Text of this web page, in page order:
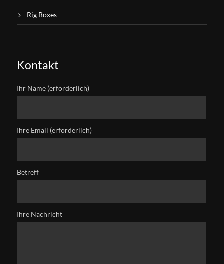
Rig Boxes
Kontakt
Ihr Name (erforderlich)
Ihre Email (erforderlich)
Betreff
Ihre Nachricht